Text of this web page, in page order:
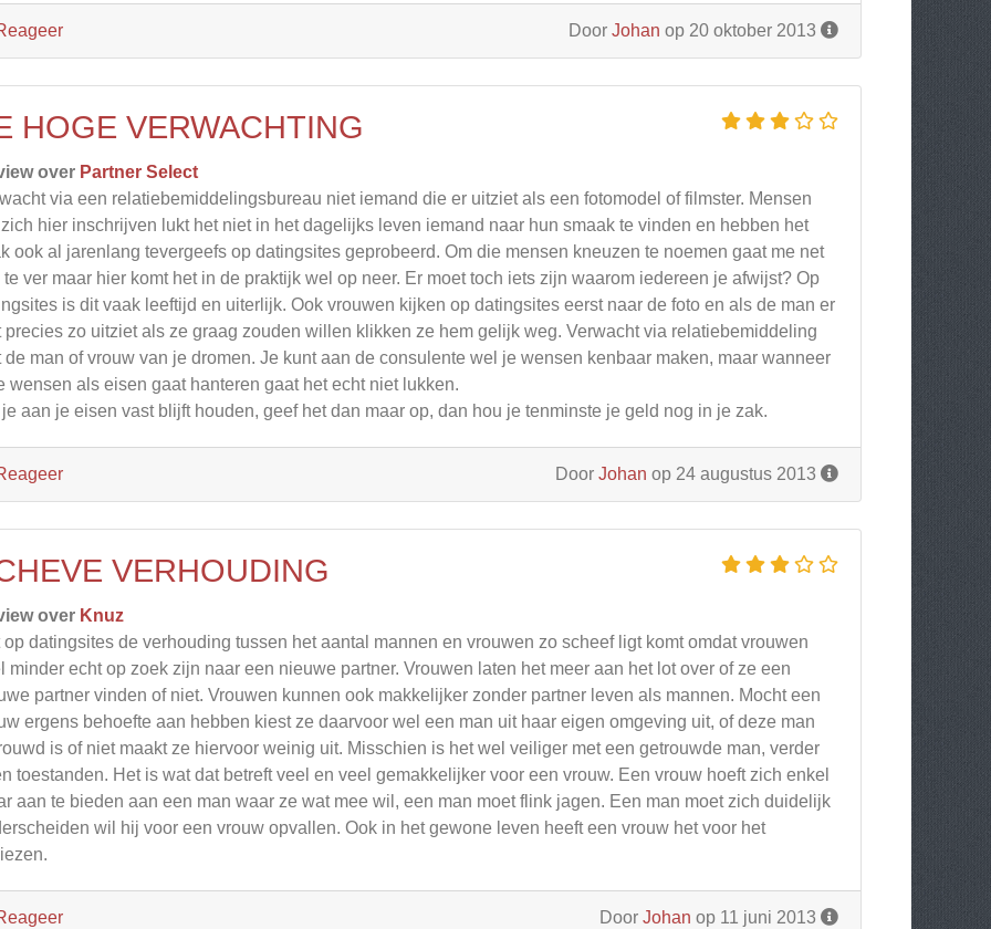
Door Johan op 20 oktober 2013
HOGE VERWACHTING
over Partner Select
via een relatiebemiddelingsbureau niet iemand die er uitziet als een fotomodel of filmster. Mensen
hier inschrijven lukt het niet in het dagelijks leven iemand naar hun smaak te vinden en hebben het
ook al jarenlang tevergeefs op datingsites geprobeerd. Om die mensen kneuzen te noemen gaat me net
te ver maar hier komt het in de praktijk wel op neer. Er moet toch iets zijn waarom iedereen je afwijst? Op
is dit vaak leeftijd en uiterlijk. Ook vrouwen kijken op datingsites eerst naar de foto en als de man er
precies zo uitziet als ze graag zouden willen klikken ze hem gelijk weg. Verwacht via relatiebemiddeling
de man of vrouw van je dromen. Je kunt aan de consulente wel je wensen kenbaar maken, maar wanneer
wensen als eisen gaat hanteren gaat het echt niet lukken.
aan je eisen vast blijft houden, geef het dan maar op, dan hou je tenminste je geld nog in je zak.
Door Johan op 24 augustus 2013
VERHOUDING
over Knuz
op datingsites de verhouding tussen het aantal mannen en vrouwen zo scheef ligt komt omdat vrouwen
minder echt op zoek zijn naar een nieuwe partner. Vrouwen laten het meer aan het lot over of ze een
partner vinden of niet. Vrouwen kunnen ook makkelijker zonder partner leven als mannen. Mocht een
ergens behoefte aan hebben kiest ze daarvoor wel een man uit haar eigen omgeving uit, of deze man
is of niet maakt ze hiervoor weinig uit. Misschien is het wel veiliger met een getrouwde man, verder
toestanden. Het is wat dat betreft veel en veel gemakkelijker voor een vrouw. Een vrouw hoeft zich enkel
aan te bieden aan een man waar ze wat mee wil, een man moet flink jagen. Een man moet zich duidelijk
wil hij voor een vrouw opvallen. Ook in het gewone leven heeft een vrouw het voor het
Door Johan op 11 juni 2013